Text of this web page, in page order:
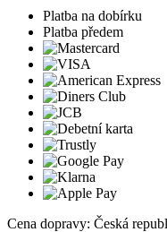
Platba na dobírku
Platba předem
Cena dopravy: Česká